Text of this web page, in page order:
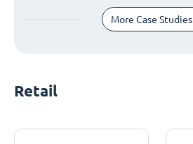
More Case Studies
Retail